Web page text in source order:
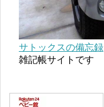
サトックスの備忘録
雑記帳サイトです